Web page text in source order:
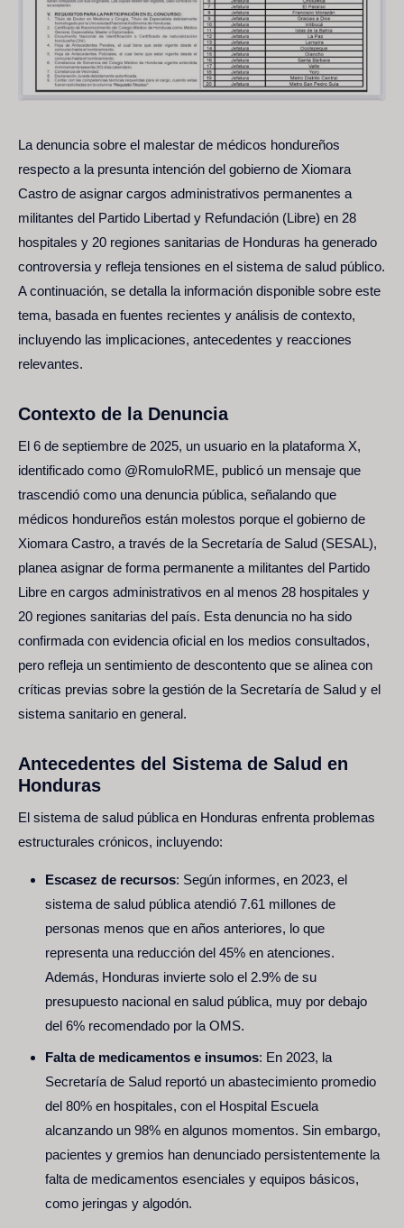
La denuncia sobre el malestar de médicos hondureños
respecto a la presunta intención del gobierno de Xiomara
Castro de asignar cargos administrativos permanentes a
militantes del Partido Libertad y Refundación (Libre) en 28
hospitales y 20 regiones sanitarias de Honduras ha generado
controversia y refleja tensiones en el sistema de salud público.
A continuación, se detalla la información disponible sobre este
tema, basada en fuentes recientes y análisis de contexto,
incluyendo las implicaciones, antecedentes y reacciones
relevantes.
Contexto de la Denuncia
El 6 de septiembre de 2025, un usuario en la plataforma X,
identificado como @RomuloRME, publicó un mensaje que
trascendió como una denuncia pública, señalando que
médicos hondureños están molestos porque el gobierno de
Xiomara Castro, a través de la Secretaría de Salud (SESAL),
planea asignar de forma permanente a militantes del Partido
Libre en cargos administrativos en al menos 28 hospitales y
20 regiones sanitarias del país. Esta denuncia no ha sido
confirmada con evidencia oficial en los medios consultados,
pero refleja un sentimiento de descontento que se alinea con
críticas previas sobre la gestión de la Secretaría de Salud y el
sistema sanitario en general.
Antecedentes del Sistema de Salud en
Honduras
El sistema de salud pública en Honduras enfrenta problemas
estructurales crónicos, incluyendo:
Escasez de recursos: Según informes, en 2023, el
sistema de salud pública atendió 7.61 millones de
personas menos que en años anteriores, lo que
representa una reducción del 45% en atenciones.
Además, Honduras invierte solo el 2.9% de su
presupuesto nacional en salud pública, muy por debajo
del 6% recomendado por la OMS.
Falta de medicamentos e insumos: En 2023, la
Secretaría de Salud reportó un abastecimiento promedio
del 80% en hospitales, con el Hospital Escuela
alcanzando un 98% en algunos momentos. Sin embargo,
pacientes y gremios han denunciado persistentemente la
falta de medicamentos esenciales y equipos básicos,
como jeringas y algodón.